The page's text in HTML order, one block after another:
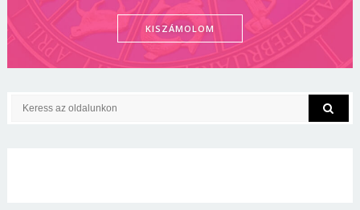
KISZÁMOLOM